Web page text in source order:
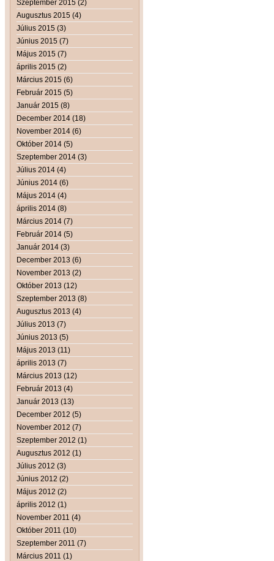
Szeptember 2015 (2)
Augusztus 2015 (4)
Július 2015 (3)
Június 2015 (7)
Május 2015 (7)
április 2015 (2)
Március 2015 (6)
Február 2015 (5)
Január 2015 (8)
December 2014 (18)
November 2014 (6)
Október 2014 (5)
Szeptember 2014 (3)
Július 2014 (4)
Június 2014 (6)
Május 2014 (4)
április 2014 (8)
Március 2014 (7)
Február 2014 (5)
Január 2014 (3)
December 2013 (6)
November 2013 (2)
Október 2013 (12)
Szeptember 2013 (8)
Augusztus 2013 (4)
Július 2013 (7)
Június 2013 (5)
Május 2013 (11)
április 2013 (7)
Március 2013 (12)
Február 2013 (4)
Január 2013 (13)
December 2012 (5)
November 2012 (7)
Szeptember 2012 (1)
Augusztus 2012 (1)
Július 2012 (3)
Június 2012 (2)
Május 2012 (2)
április 2012 (1)
November 2011 (4)
Október 2011 (10)
Szeptember 2011 (7)
Március 2011 (1)